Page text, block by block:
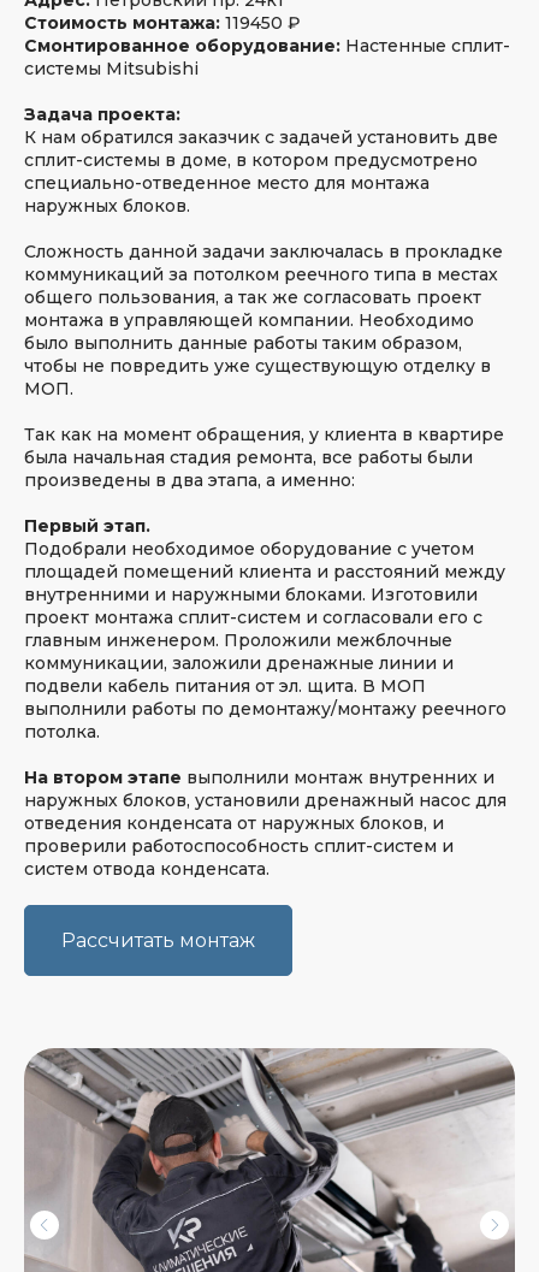
Стоимость монтажа: 119450 ₽
Смонтированное оборудование: Настенные сплит-
системы Mitsubishi
Задача проекта:
К нам обратился заказчик с задачей установить две
сплит-системы в доме, в котором предусмотрено
специально-отведенное место для монтажа
наружных блоков.
Сложность данной задачи заключалась в прокладке
коммуникаций за потолком реечного типа в местах
общего пользования, а так же согласовать проект
монтажа в управляющей компании. Необходимо
было выполнить данные работы таким образом,
чтобы не повредить уже существующую отделку в
МОП.
Так как на момент обращения, у клиента в квартире
была начальная стадия ремонта, все работы были
произведены в два этапа, а именно:
Первый этап.
Подобрали необходимое оборудование с учетом
площадей помещений клиента и расстояний между
внутренними и наружными блоками. Изготовили
проект монтажа сплит-систем и согласовали его с
главным инженером. Проложили межблочные
коммуникации, заложили дренажные линии и
подвели кабель питания от эл. щита. В МОП
выполнили работы по демонтажу/монтажу реечного
потолка.
На втором этапе выполнили монтаж внутренних и
наружных блоков, установили дренажный насос для
отведения конденсата от наружных блоков, и
проверили работоспособность сплит-систем и
систем отвода конденсата.
Рассчитать монтаж
304
оценки
45+
оценок
634
оценки
5
4.8
Мы получили более 950 отзывов
на независимых отзовиках
5
Куда прислать расчет монтажа?
Ваше имя
Сделайте всего
3 фотографии
и получите расчет
Сфотографируйте места для
внутреннего и внешнего блоков,
а также все помещение целиком